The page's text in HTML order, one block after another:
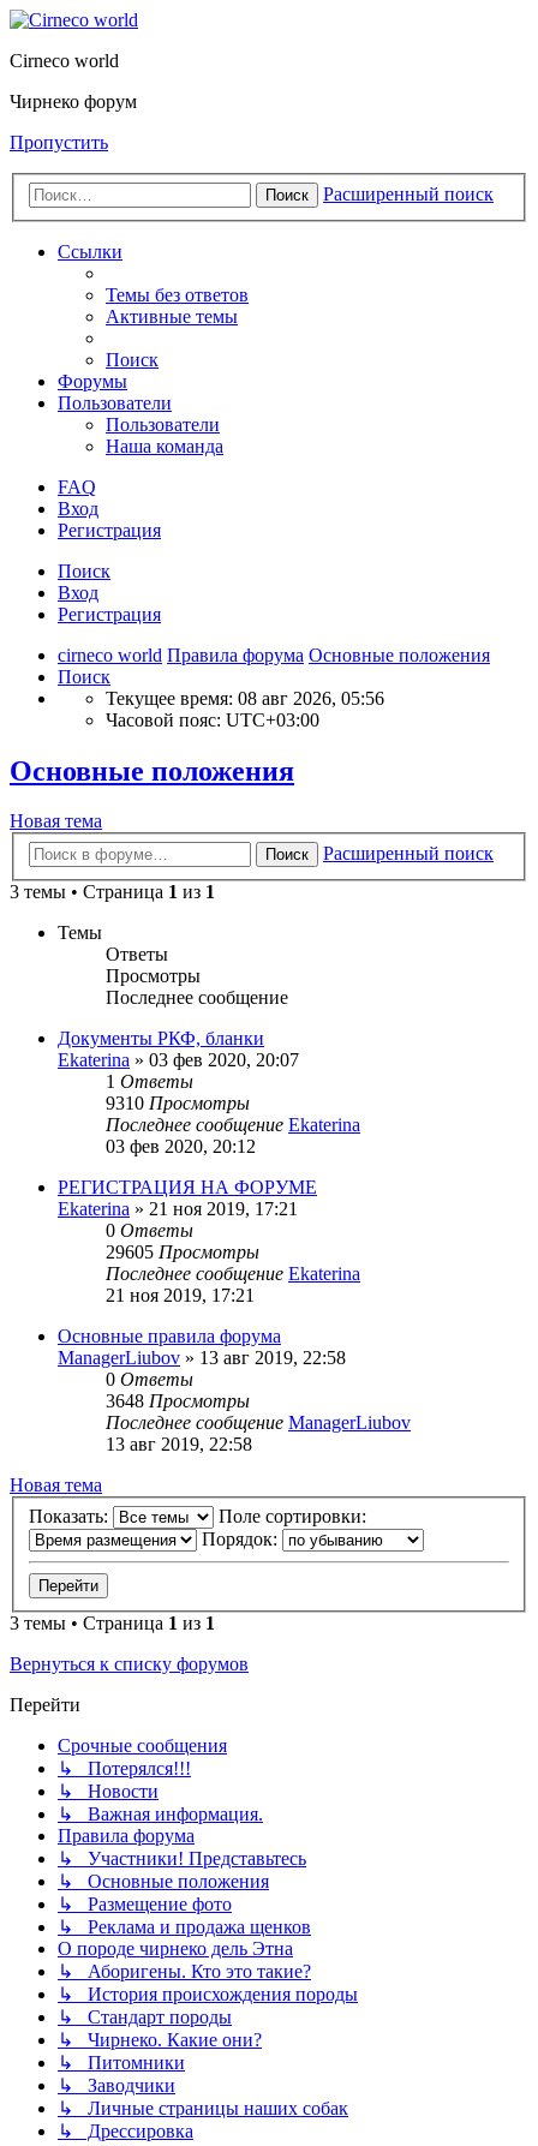
Cirneco world
Чирнеко форум
Пропустить
Поиск Расширенный поиск
Ссылки
Темы без ответов
Активные темы
Поиск
Форумы
Пользователи
Пользователи
Наша команда
FAQ
Вход
Регистрация
Поиск
Вход
Регистрация
cirneco world Правила форума Основные положения
Поиск
Текущее время: 08 авг 2026, 05:56
Часовой пояс: UTC+03:00
Основные положения
Новая тема
Поиск
Расширенный поиск
3 темы • Страница 1 из 1
Темы
Ответы
Просмотры
Последнее сообщение
Документы РКФ, бланки
Ekaterina » 03 фев 2020, 20:07
1 Ответы
9310 Просмотры
Последнее сообщение Ekaterina
03 фев 2020, 20:12
РЕГИСТРАЦИЯ НА ФОРУМЕ
Ekaterina » 21 ноя 2019, 17:21
0 Ответы
29605 Просмотры
Последнее сообщение Ekaterina
21 ноя 2019, 17:21
Основные правила форума
ManagerLiubov » 13 авг 2019, 22:58
0 Ответы
3648 Просмотры
Последнее сообщение ManagerLiubov
13 авг 2019, 22:58
Новая тема
Показать:
Поле сортировки:
Порядок:
3 темы • Страница 1 из 1
Вернуться к списку форумов
Перейти
Срочные сообщения
↳ Потерялся!!!
↳ Новости
↳ Важная информация.
Правила форума
↳ Участники! Представьтесь
↳ Основные положения
↳ Размещение фото
↳ Реклама и продажа щенков
О породе чирнеко дель Этна
↳ Аборигены. Кто это такие?
↳ История происхождения породы
↳ Стандарт породы
↳ Чирнеко. Какие они?
↳ Питомники
↳ Заводчики
↳ Личные страницы наших собак
↳ Дрессировка